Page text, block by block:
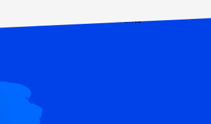
Hotel-restaurants
andere hulpmiddelen